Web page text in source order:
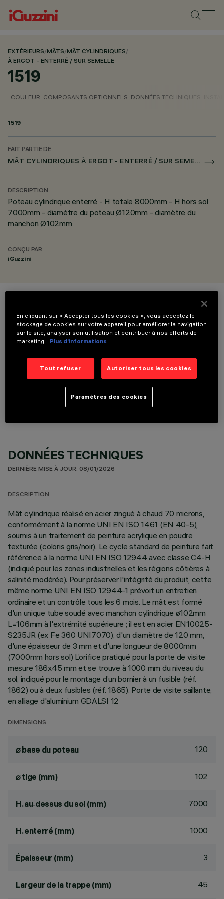
EXTÉRIEURS/MÂTS/MÂT CYLINDRIQUES/
À ERGOT - ENTERRÉ / SUR SEMELLE
1519
COULEUR COMPOSANTS OPTIONNELS DONNÉES TECHNIQUES
1519
FAIT PARTIE DE
MÂT CYLINDRIQUES À ERGOT - ENTERRÉ / SUR SEMELLE
DESCRIPTION
Poteau cylindrique enterré - H totale 8000mm - H hors sol
7000mm - diamètre du poteau Ø120mm - diamètre du
manchon Ø102mm
CONÇU PAR
iGuzzini
COMPOSANTS OPTIONNELS
DONNÉES TECHNIQUES
DERNIÈRE MISE À JOUR: 08/01/2026
DESCRIPTION
Mât cylindrique réalisé en acier zingué à chaud 70 microns,
conformément à la norme UNI EN ISO 1461 (EN 40-5),
soumis à un traitement de peinture acrylique en poudre
texturée (coloris gris/noir). Le cycle standard de peinture fait
référence à la norme UNI EN ISO 12944 avec classe C4-H
(indiqué pour les zones industrielles et les régions côtières à
salinité modérée). Pour préserver l'intégrité du produit, cette
même norme UNI EN ISO 12944-1 prévoit un entretien
ordinaire et un contrôle tous les 6 mois. Le mât est formé
d'un unique tube soudé avec manchon cylindrique ø102mm
L=106mm à l'extrémité supérieure ; il est en acier EN10025-
S235JR (ex Fe 360 UNI7070), d'un diamètre de 120 mm,
d'une épaisseur de 3 mm et d'une longueur de 8000mm
(7000mm hors sol) L’orifice pratiqué pour la porte de visite
mesure 186x45 mm et se trouve à 1000 mm du niveau du
sol, indiqué pour le montage d’un bornier à un fusible (réf.
1862) ou à deux fusibles (réf. 1865). Porte de visite saillante,
en alliage d'aluminium GDALSI 12
DIMENSIONS
⌀ base du poteau 120
⌀ tige (mm) 102
H. au‑dessus du sol (mm) 7000
H. enterré (mm) 1000
Épaisseur (mm) 3
Largeur de la trappe (mm) 45
En cliquant sur « Accepter tous les cookies », vous acceptez le
stockage de cookies sur votre appareil pour améliorer la navigation
sur le site, analyser son utilisation et contribuer à nos efforts de
marketing.
Plus d’informations
Tout refuser Autoriser tous les cookies
Paramètres des cookies